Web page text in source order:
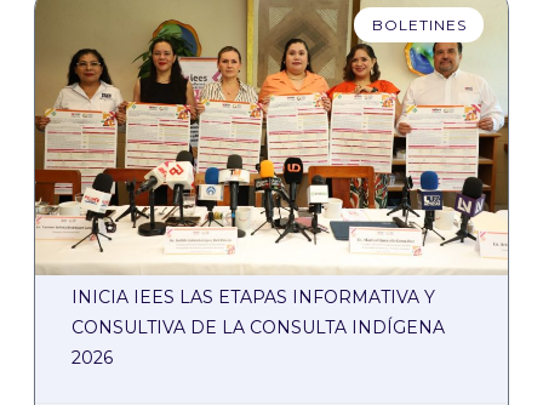
BOLETINES
INICIA IEES LAS ETAPAS INFORMATIVA Y
CONSULTIVA DE LA CONSULTA INDÍGENA
2026